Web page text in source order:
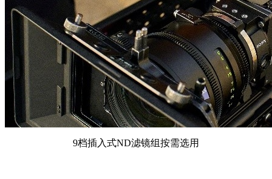
9档插入式ND滤镜组按需选用